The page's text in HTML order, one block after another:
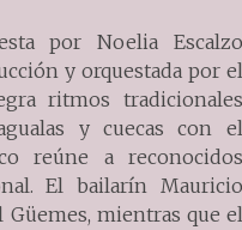
por Noelia Escalzo
y orquestada por el
ritmos tradicionales
y cuecas con el
reúne a reconocidos
El bailarín Mauricio
mientras que el